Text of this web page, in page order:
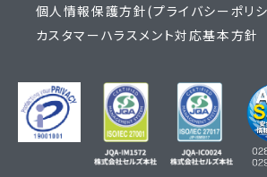
個人情報保護方針(プライバシーポリ
カスタマーハラスメント対応基本方針